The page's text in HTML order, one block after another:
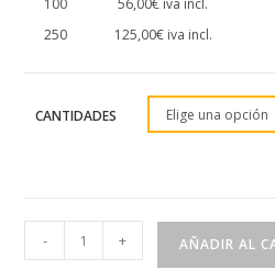
100
56,00€ iva incl.
250
125,00€ iva incl.
CANTIDADES Elige una opción
Mascarilla
- + AÑADIR AL